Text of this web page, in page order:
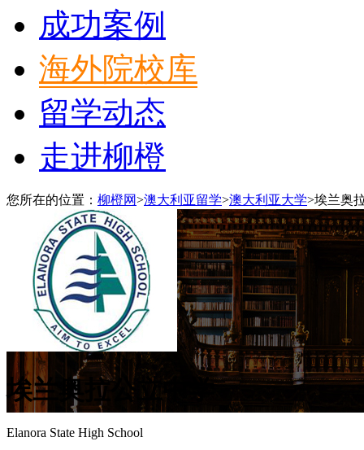
成功案例
海外院校库
留学动态
走进柳橙
您所在的位置： 柳橙网>澳大利亚留学>澳大利亚大学>埃兰奥
埃兰奥拉公立中学
Elanora State High School